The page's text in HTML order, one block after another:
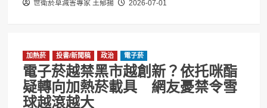
世衛菸草減害專家 王郁揚 2026-07-01
加熱菸 投書/新聞稿 政治 電子菸
電子菸越禁黑市越創新？依托咪酯
疑轉向加熱菸載具 網友憂禁令雪
球越滾越大